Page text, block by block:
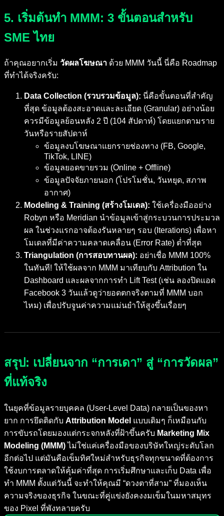
5. เริ่มต้นทำ MMM: 3 ขั้นตอนสำหรับ
SME ไทย
ถ้าคุณอยากเริ่ม วัดผลโฆษณา ด้วย MMM วันนี้ นี่คือ Roadmap
ที่ทำได้จริงครับ:
Data Collection (รวบรวมข้อมูล): นี่คือขั้นตอนที่สำคัญ
ที่สุด ข้อมูลต้องสะอาดและละเอียด (Granular) อย่างน้อย
ควรมีข้อมูลย้อนหลัง 2 ปี (104 สัปดาห์) โดยแยกตามราย
วันหรือรายสัปดาห์
ข้อมูลงบโฆษณาแยกรายช่องทาง (FB, Google,
TikTok, LINE)
ข้อมูลยอดขายรวม (Online + Offline)
ข้อมูลปัจจัยภายนอก (โปรโมชั่น, วันหยุด, สภาพ
อากาศ)
Modeling & Training (สร้างโมเดล): ใช้เครื่องมืออย่าง
Robyn หรือ Meridian นำข้อมูลเข้าสู่กระบวนการประมวล
ผล ในช่วงแรกอาจต้องรันหลายๆ รอบ (Iterations) เพื่อหา
โมเดลที่มีค่าความคลาดเคลื่อน (Error Rate) ต่ำที่สุด
Triangulation (การสอบทานผล): อย่าเชื่อ MMM 100%
ในทันที! ให้ใช้ผลจาก MMM มาเทียบกับ Attribution ใน
Dashboard และผลจากการทำ Lift Test (เช่น ลองปิดแอด
Facebook 3 วันแล้วดูว่ายอดตกจริงตามที่ MMM บอก
ไหม) เพื่อปรับจูนค่าความแม่นยำให้สูงขึ้นเรื่อยๆ
สรุป: เปลี่ยนจาก “การเดา” สู่ “การวัดผล”
ที่แท้จริง
ในยุคที่ข้อมูลรายบุคคล (User-Level Data) กลายเป็นของหา
ยาก การยึดติดกับ Attribution Model แบบเดิมๆ ก็เหมือนกับ
การขับรถโดยมองแต่กระจกหลังที่ฝ้าขึ้นครับ Marketing Mix
Modeling (MMM)ไม่ใช่แค่เครื่องมือของบริษัทใหญ่ระดับโลก
อีกต่อไป แต่มันคือเข็มทิศใหม่สำหรับธุรกิจทุกขนาดที่ต้องการ
ใช้งบการตลาดให้คุ้มค่าที่สุด การเริ่มศึกษาและเก็บ Data เพื่อ
ทำ MMM ตั้งแต่วันนี้ จะทำให้คุณมี “ดวงตาที่สาม” ที่มองเห็น
ความจริงของธุรกิจ ในขณะที่คู่แข่งยังคงงมเข็มในมหาสมุทร
ของ Pixel ที่พังทลายครับ